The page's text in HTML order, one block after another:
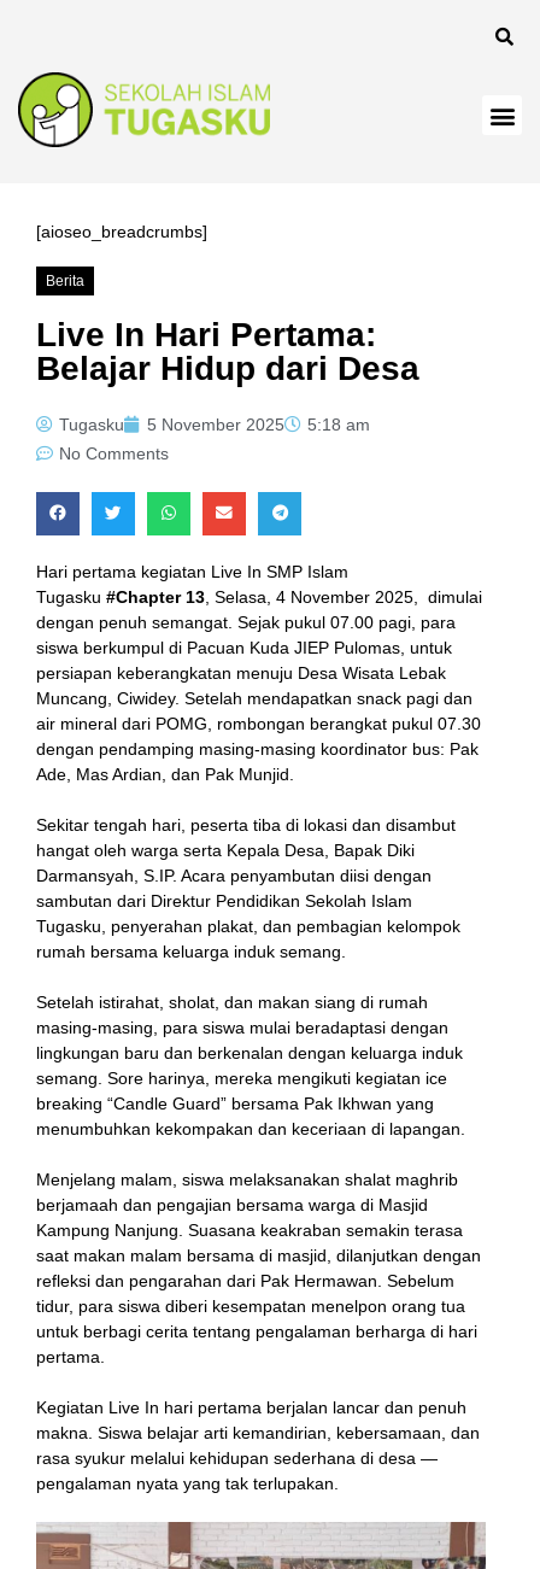
[aioseo_breadcrumbs]
Berita
Live In Hari Pertama:
Belajar Hidup dari Desa
Tugasku 5 November 2025
5:18 am
No Comments
Hari pertama kegiatan Live In SMP Islam
Tugasku #Chapter 13 , Selasa, 4 November 2025, dimulai
dengan penuh semangat. Sejak pukul 07.00 pagi, para
siswa berkumpul di Pacuan Kuda JIEP Pulomas, untuk
persiapan keberangkatan menuju Desa Wisata Lebak
Muncang, Ciwidey. Setelah mendapatkan snack pagi dan
air mineral dari POMG, rombongan berangkat pukul 07.30
dengan pendamping masing-masing koordinator bus: Pak
Ade, Mas Ardian, dan Pak Munjid.
Sekitar tengah hari, peserta tiba di lokasi dan disambut
hangat oleh warga serta Kepala Desa, Bapak Diki
Darmansyah, S.IP. Acara penyambutan diisi dengan
sambutan dari Direktur Pendidikan Sekolah Islam
Tugasku, penyerahan plakat, dan pembagian kelompok
rumah bersama keluarga induk semang.
Setelah istirahat, sholat, dan makan siang di rumah
masing-masing, para siswa mulai beradaptasi dengan
lingkungan baru dan berkenalan dengan keluarga induk
semang. Sore harinya, mereka mengikuti kegiatan ice
breaking “Candle Guard” bersama Pak Ikhwan yang
menumbuhkan kekompakan dan keceriaan di lapangan.
Menjelang malam, siswa melaksanakan shalat maghrib
berjamaah dan pengajian bersama warga di Masjid
Kampung Nanjung. Suasana keakraban semakin terasa
saat makan malam bersama di masjid, dilanjutkan dengan
refleksi dan pengarahan dari Pak Hermawan. Sebelum
tidur, para siswa diberi kesempatan menelpon orang tua
untuk berbagi cerita tentang pengalaman berharga di hari
pertama.
Kegiatan Live In hari pertama berjalan lancar dan penuh
makna. Siswa belajar arti kemandirian, kebersamaan, dan
rasa syukur melalui kehidupan sederhana di desa —
pengalaman nyata yang tak terlupakan.